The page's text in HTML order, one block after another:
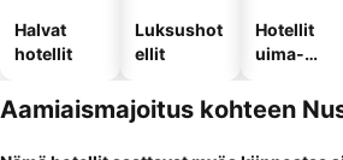
Halvat
hotellit
Luksushot
ellit
Hotellit
uima-
Aamiaismajoitus kohteen